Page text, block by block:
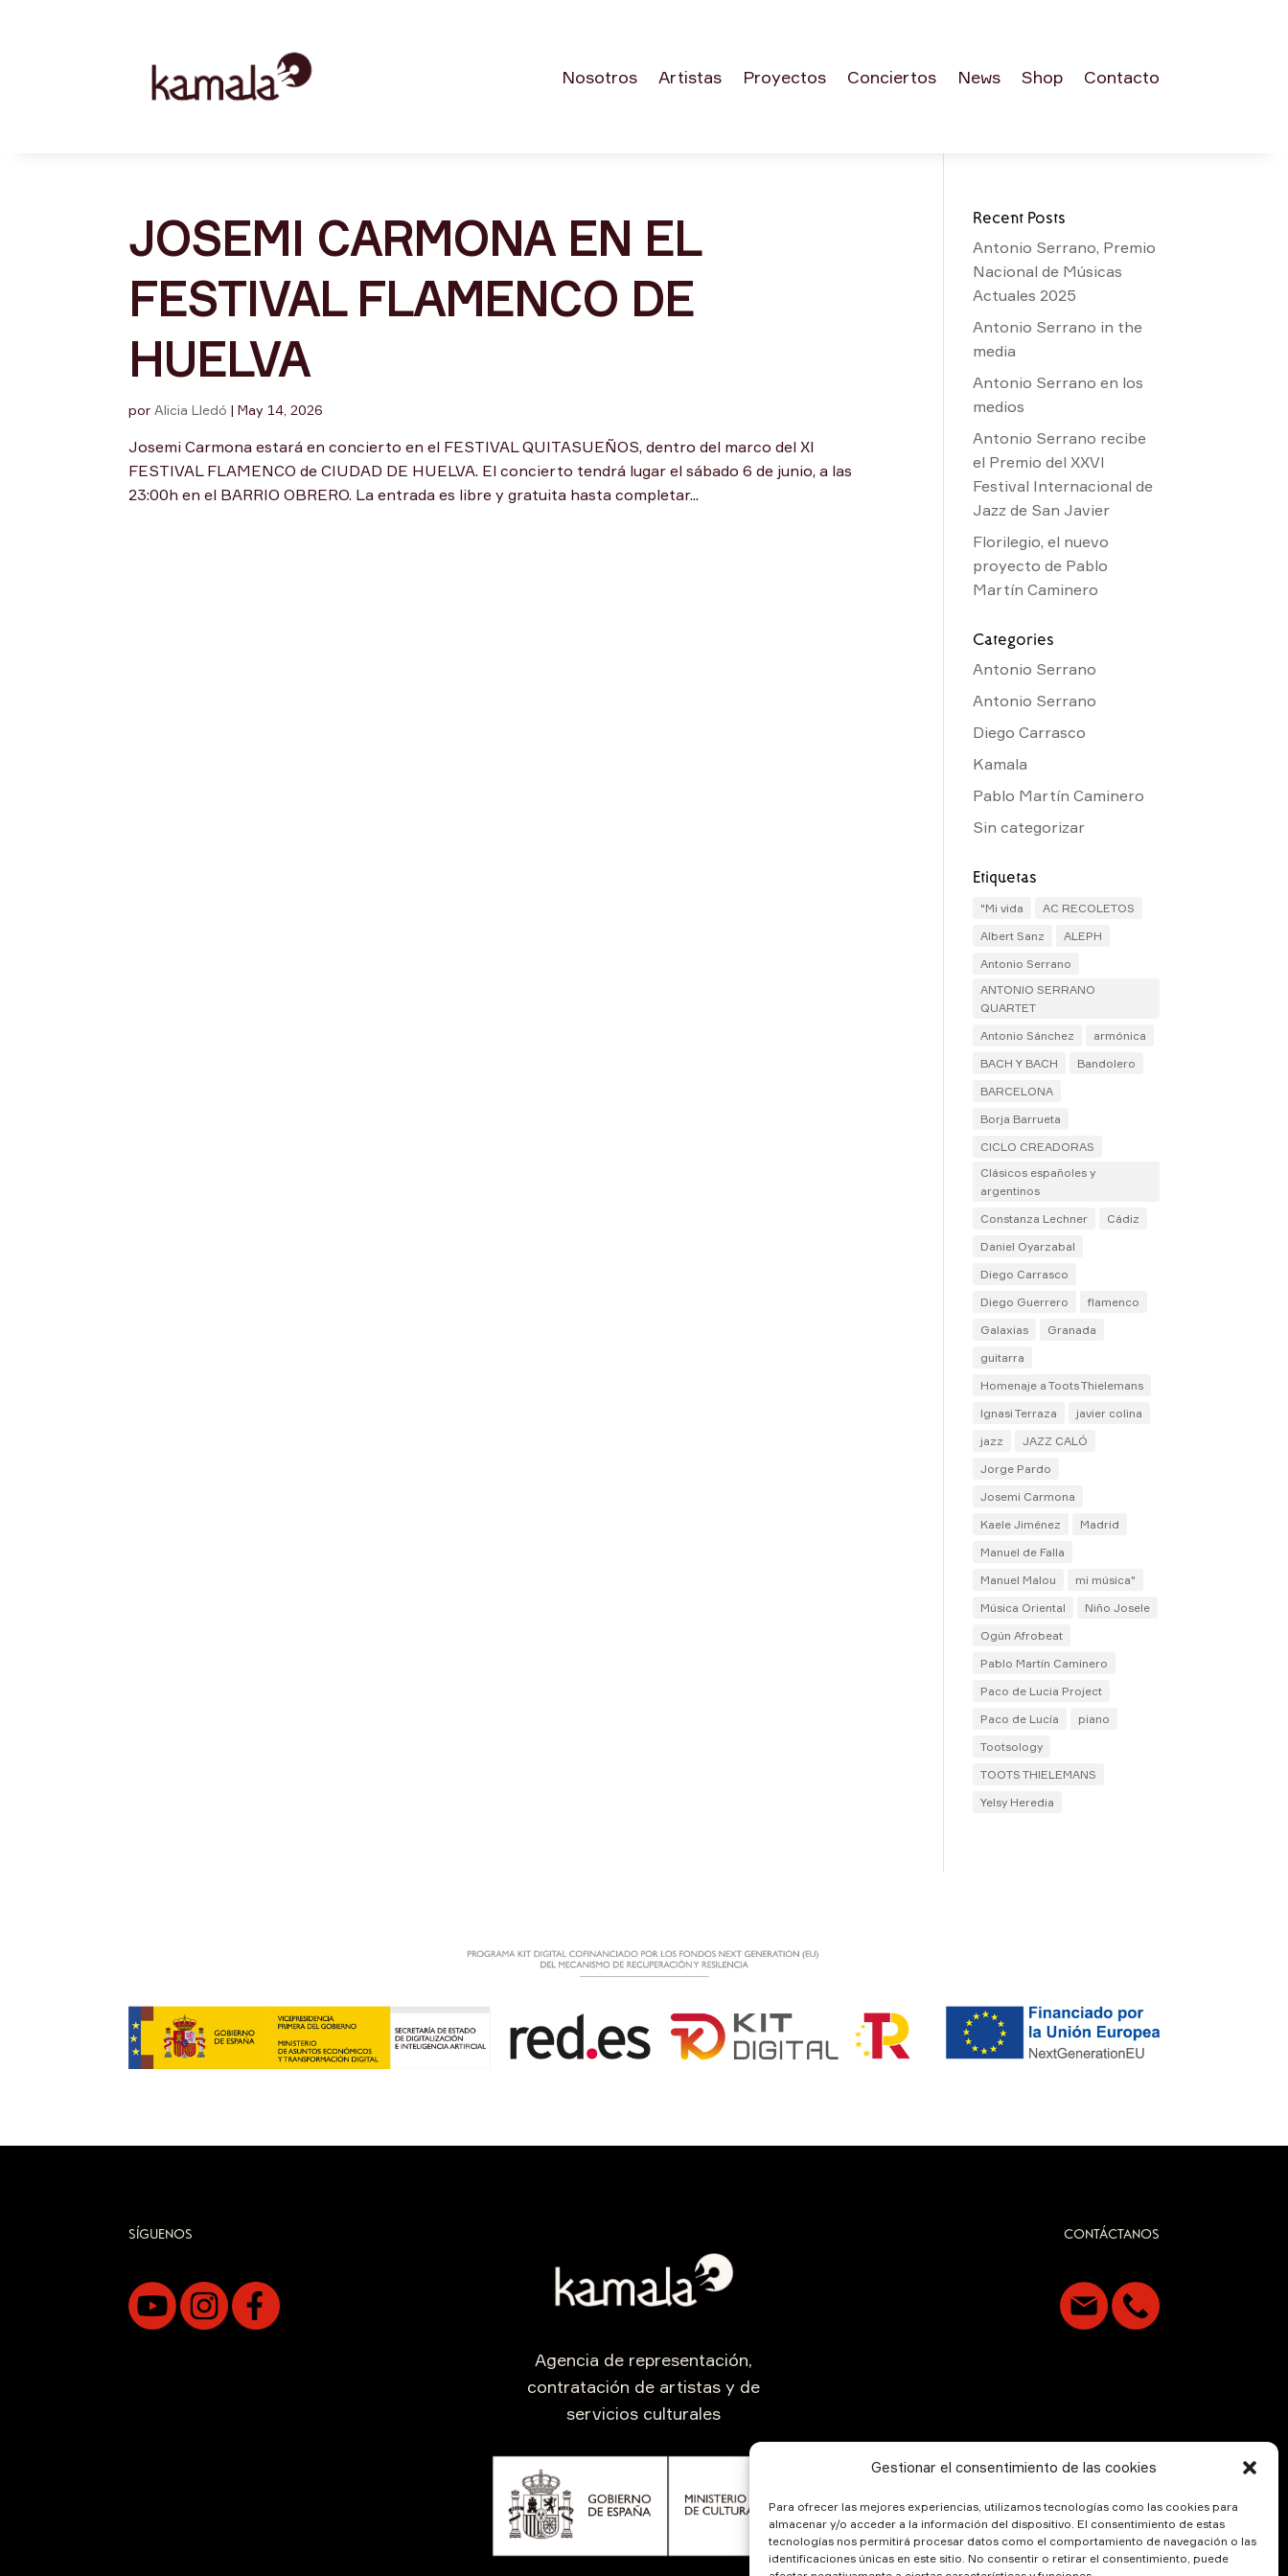
Gestionar el consentimiento de las cookies
Para ofrecer las mejores experiencias, utilizamos tecnologías como las cookies para
almacenar y/o acceder a la información del dispositivo. El consentimiento de estas
tecnologías nos permitirá procesar datos como el comportamiento de navegación o las
identificaciones únicas en este sitio. No consentir o retirar el consentimiento, puede
Nosotros Artistas Proyectos Conciertos News Shop Contacto
JOSEMI CARMONA EN EL
FESTIVAL FLAMENCO DE
HUELVA
porAlicia Lledó |May 14, 2026
Josemi Carmona estará en concierto en el FESTIVAL QUITASUEÑOS, dentro del marco del XI
FESTIVAL FLAMENCO de CIUDAD DE HUELVA. El concierto tendrá lugar el sábado 6 de junio, a las
23:00h en el BARRIO OBRERO. La entrada es libre y gratuita hasta completar...
Recent Posts
Antonio Serrano, Premio
Nacional de Músicas
Actuales 2025
Antonio Serrano in the
media
Antonio Serrano en los
medios
Antonio Serrano recibe
el Premio del XXVI
Festival Internacional de
Jazz de San Javier
Florilegio, el nuevo
proyecto de Pablo
Martín Caminero
Categories
Antonio Serrano
Antonio Serrano
Diego Carrasco
Kamala
Pablo Martín Caminero
Sin categorizar
Etiquetas
"Mi vida
AC RECOLETOS
Albert Sanz
ALEPH
Antonio Serrano
ANTONIO SERRANO
QUARTET
Antonio Sánchez
armónica
BACH Y BACH
Bandolero
BARCELONA
Borja Barrueta
CICLO CREADORAS
Clásicos españoles y
argentinos
Constanza Lechner
Cádiz
Daniel Oyarzabal
Diego Carrasco
Diego Guerrero
flamenco
Galaxias
Granada
guitarra
Homenaje a Toots Thielemans
Ignasi Terraza
javier colina
jazz
JAZZ CALÓ
Jorge Pardo
Josemi Carmona
Kaele Jiménez
Madrid
Manuel de Falla
Manuel Malou
mi música"
Música Oriental
Niño Josele
Ogún Afrobeat
Pablo Martín Caminero
Paco de Lucia Project
Paco de Lucía
piano
Tootsology
TOOTS THIELEMANS
Yelsy Heredia
SÍGUENOS
Agencia de representación,
contratación de artistas y de
servicios culturales
CONTÁCTANOS